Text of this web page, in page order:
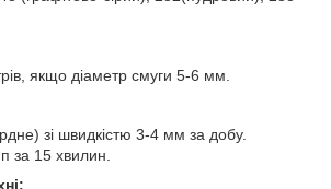
якщо діаметр смуги 5-6 мм.
зі швидкістю 3-4 мм за добу.
за 15 хвилин.